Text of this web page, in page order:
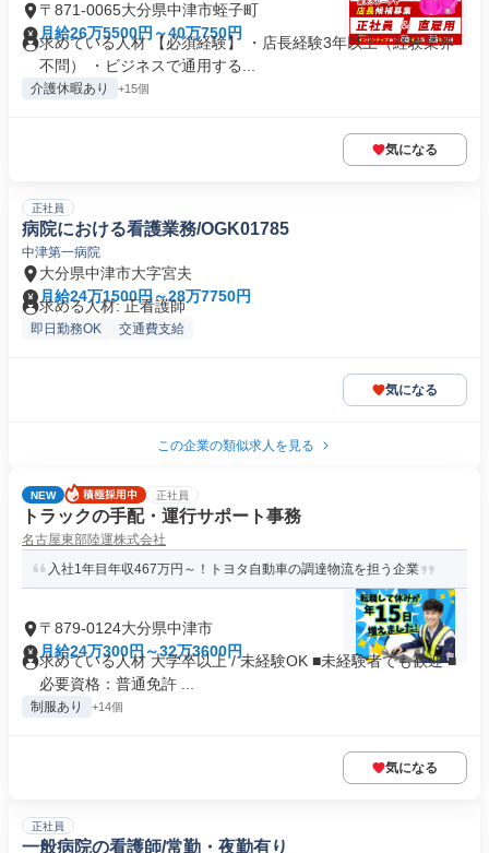
〒871-0065大分県中津市蛭子町
月給26万5500円～40万750円
求めている人材 【必須経験】 ・店長経験3年以上（経験業界
不問） ・ビジネスで通用する...
介護休暇あり +15個
気になる
正社員
病院における看護業務/OGK01785
中津第一病院
大分県中津市大字宮夫
月給24万1500円～28万7750円
求める人材: 正看護師
即日勤務OK 交通費支給
気になる
この企業の類似求人を見る
NEW 正社員
トラックの手配・運行サポート事務
名古屋東部陸運株式会社
入社1年目年収467万円～！トヨタ自動車の調達物流を担う企業
〒879-0124大分県中津市
月給24万300円～32万3600円
求めている人材 大学卒以上 / 未経験OK ■未経験者でも歓迎 ■
必要資格：普通免許 ...
制服あり +14個
気になる
正社員
一般病院の看護師/常勤・夜勤有り